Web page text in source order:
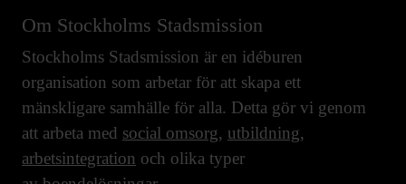
Om Stockholms Stadsmission
Stockholms Stadsmission är en idéburen
organisation som arbetar för att skapa ett
mänskligare samhälle för alla. Detta gör vi genom
att arbeta med social omsorg, utbildning,
arbetsintegration och olika typer